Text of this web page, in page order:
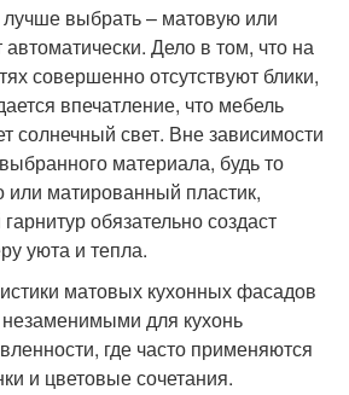
выбрать – матовую или
Дело в том, что на
совершенно отсутствуют блики,
впечатление, что мебель
солнечный свет. Вне зависимости
материала, будь то
или матированный пластик,
обязательно создаст
уюта и тепла.
матовых кухонных фасадов
для кухонь
где часто применяются
и цветовые сочетания.